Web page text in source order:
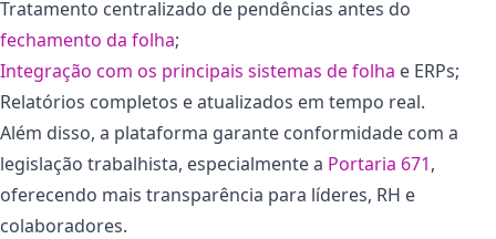
Tratamento centralizado de pendências antes do
fechamento da folha;
Integração com os principais sistemas de folha e ERPs;
Relatórios completos e atualizados em tempo real.
Além disso, a plataforma garante conformidade com a
legislação trabalhista, especialmente a Portaria 671,
oferecendo mais transparência para líderes, RH e
colaboradores.